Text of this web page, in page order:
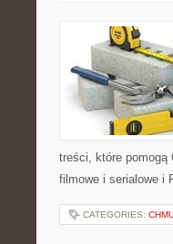
treści, które pomogą
filmowe i serialowe i
CATEGORIES: